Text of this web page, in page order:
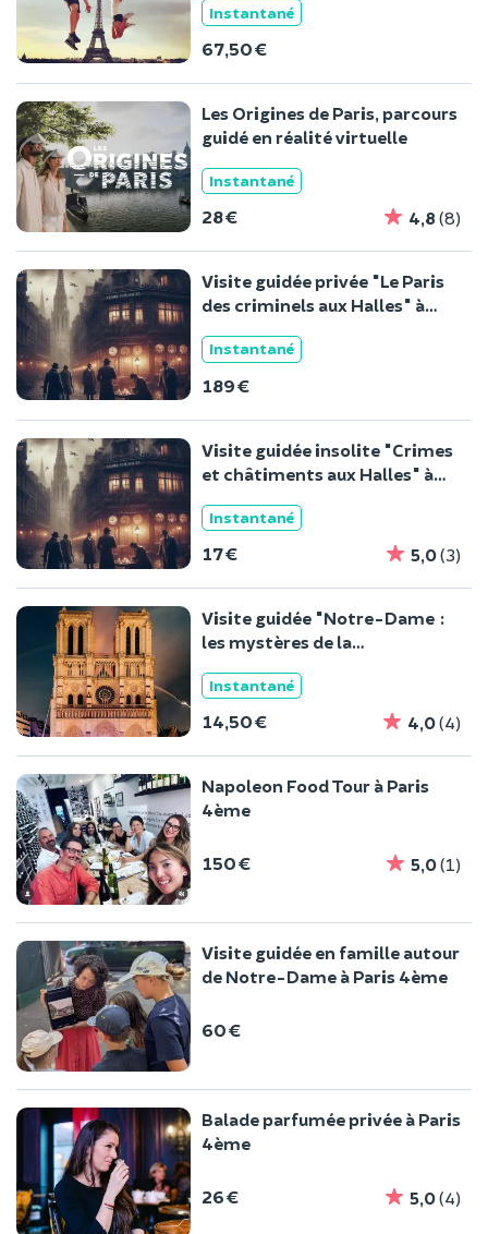
Instantané
67,50 €
Les Origines de Paris, parcours
guidé en réalité virtuelle
Instantané
28 € 4,8 (8)
Visite guidée privée "Le Paris
des criminels aux Halles" à
Instantané
189 €
Visite guidée insolite "Crimes
et châtiments aux Halles" à
Instantané
17 € 5,0(3)
Visite guidée "Notre-Dame :
les mystères de la
Instantané
14,50 € 4,0(4)
Napoleon Food Tour à Paris
4ème
150 € 5,0(1)
Visite guidée en famille autour
de Notre-Dame à Paris 4ème
60 €
Balade parfumée privée à Paris
4ème
26 € 5,0(4)